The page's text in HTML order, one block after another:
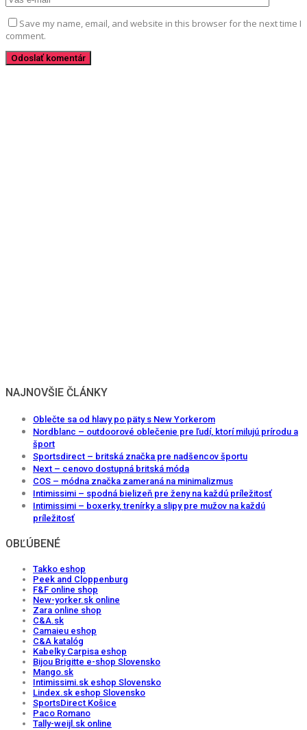
Save my name, email, and website in this browser for the next time I
comment.
NAJNOVŠIE ČLÁNKY
Oblečte sa od hlavy po päty s New Yorkerom
Nordblanc – outdoorové oblečenie pre ľudí, ktorí milujú prírodu a
šport
Sportsdirect – britská značka pre nadšencov športu
Next – cenovo dostupná britská móda
COS – módna značka zameraná na minimalizmus
Intimissimi – spodná bielizeň pre ženy na každú príležitosť
Intimissimi – boxerky, trenírky a slipy pre mužov na každú
príležitosť
OBĽÚBENÉ
Takko eshop
Peek and Cloppenburg
F&F online shop
New-yorker.sk online
Zara online shop
C&A.sk
Camaieu eshop
C&A katalóg
Kabelky Carpisa eshop
Bijou Brigitte e-shop Slovensko
Mango.sk
Intimissimi.sk eshop Slovensko
Lindex.sk eshop Slovensko
SportsDirect Košice
Paco Romano
Tally-weijl.sk online